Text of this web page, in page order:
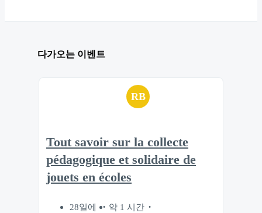
다가오는 이벤트
RB
Tout savoir sur la collecte
pédagogique et solidaire de
jouets en écoles
28일에
약 1 시간